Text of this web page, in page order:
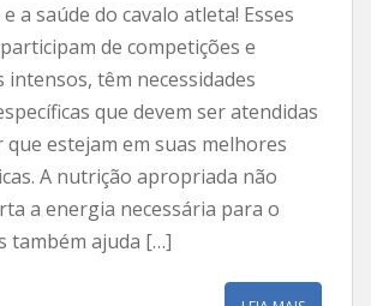
a saúde do cavalo atleta! Esses
de competições e
têm necessidades
que devem ser atendidas
estejam em suas melhores
A nutrição apropriada não
a energia necessária para o
também ajuda […]